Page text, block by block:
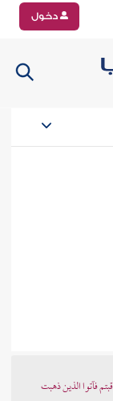
دخول
فآتوا الذين ذهبت